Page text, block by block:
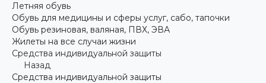
Летняя обувь
Обувь для медицины и сферы услуг, сабо, тапочки
Обувь резиновая, валяная, ПВХ, ЭВА
Жилеты на все случаи жизни
Средства индивидуальной защиты
Назад
Средства индивидуальной защиты